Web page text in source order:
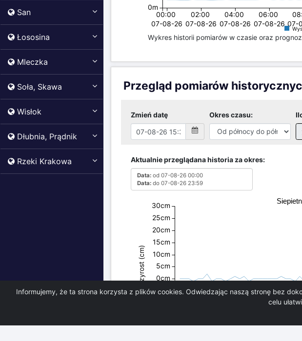
Informujemy, że ta strona korzysta z plików cookies. Odwiedzając naszą stronę bez
celu
San
Łososina
Mleczka
Soła, Skawa
Wisłok
Dłubnia, Prądnik
Rzeki Krakowa
00:00
07-08-26
02:00
07-08-26
04:00
07-08-26
06:00
07-08-26 07-
0m
Wykres historii pomiarów w czasie oraz
Przegląd pomiarów
Zmień datę Okres czasu:
Aktualnie przeglądana historia za okres:
Data:od 07-08-26 00:00
Data:do 07-08-26 23:59
Przyrost (cm)
-20cm
-5cm
0cm
5cm
10cm
15cm
20cm
25cm
30cm